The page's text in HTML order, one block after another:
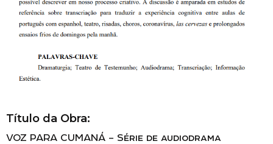
Título da Obra:
VOZ PARA CUMANÁ – Série de audiodrama